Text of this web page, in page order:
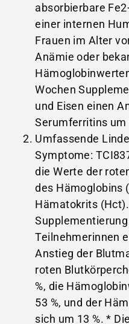
absorbierbare
einer internen
Frauen im Alter
Anämie oder
Wochen
und Eisen einen
Serumferritins um
Umfassende
Symptome:
die Werte der
des Hämoglobins
Hämatokrits
Teilnehmerinnen
Anstieg der
roten
%, die
53 %, und der
sich um 13 %. *